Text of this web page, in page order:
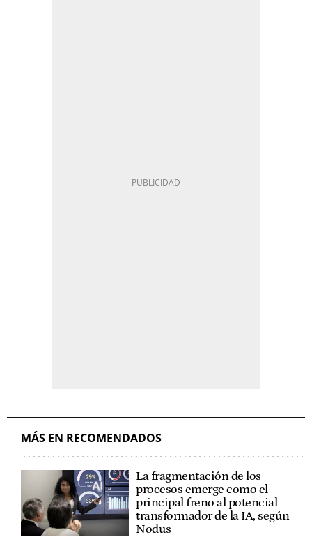
MÁS EN RECOMENDADOS
La fragmentación de los
procesos emerge como el
principal freno al potencial
transformador de la IA, según
Nodus